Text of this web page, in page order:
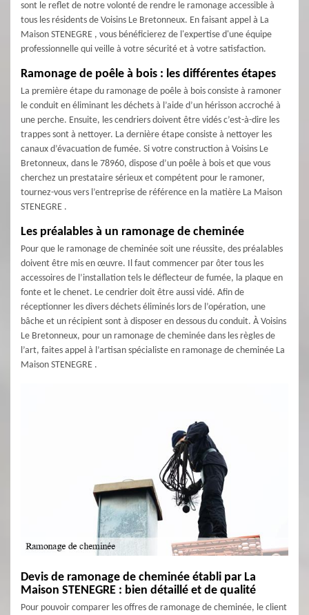
sont le reflet de notre volonté de rendre le ramonage accessible à
tous les résidents de Voisins Le Bretonneux. En faisant appel à La
Maison STENEGRE , vous bénéficierez de l'expertise d'une équipe
professionnelle qui veille à votre sécurité et à votre satisfaction.
Ramonage de poêle à bois : les différentes étapes
La première étape du ramonage de poêle à bois consiste à ramoner
le conduit en éliminant les déchets à l’aide d’un hérisson accroché à
une perche. Ensuite, les cendriers doivent être vidés c’est-à-dire les
trappes sont à nettoyer. La dernière étape consiste à nettoyer les
canaux d’évacuation de fumée. Si votre construction à Voisins Le
Bretonneux, dans le 78960, dispose d’un poêle à bois et que vous
cherchez un prestataire sérieux et compétent pour le ramoner,
tournez-vous vers l’entreprise de référence en la matière La Maison
STENEGRE .
Les préalables à un ramonage de cheminée
Pour que le ramonage de cheminée soit une réussite, des préalables
doivent être mis en œuvre. Il faut commencer par ôter tous les
accessoires de l’installation tels le déflecteur de fumée, la plaque en
fonte et le chenet. Le cendrier doit être aussi vidé. Afin de
réceptionner les divers déchets éliminés lors de l’opération, une
bâche et un récipient sont à disposer en dessous du conduit. À Voisins
Le Bretonneux, pour un ramonage de cheminée dans les règles de
l’art, faites appel à l’artisan spécialiste en ramonage de cheminée La
Maison STENEGRE .
Devis de ramonage de cheminée établi par La
Maison STENEGRE : bien détaillé et de qualité
Pour pouvoir comparer les offres de ramonage de cheminée, le client